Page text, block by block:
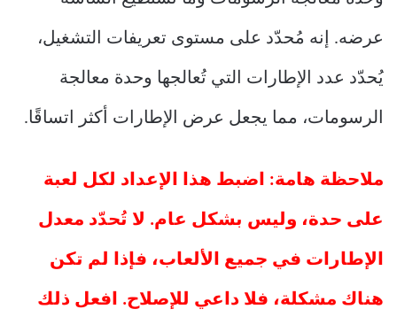
عرضه. إنه مُحدّد على مستوى تعريفات التشغيل،
يُحدّد عدد الإطارات التي تُعالجها وحدة معالجة
الرسومات، مما يجعل عرض الإطارات أكثر اتساقًا.
ملاحظة هامة: اضبط هذا الإعداد لكل لعبة
على حدة، وليس بشكل عام. لا تُحدّد معدل
الإطارات في جميع الألعاب، فإذا لم تكن
هناك مشكلة، فلا داعي للإصلاح. افعل ذلك